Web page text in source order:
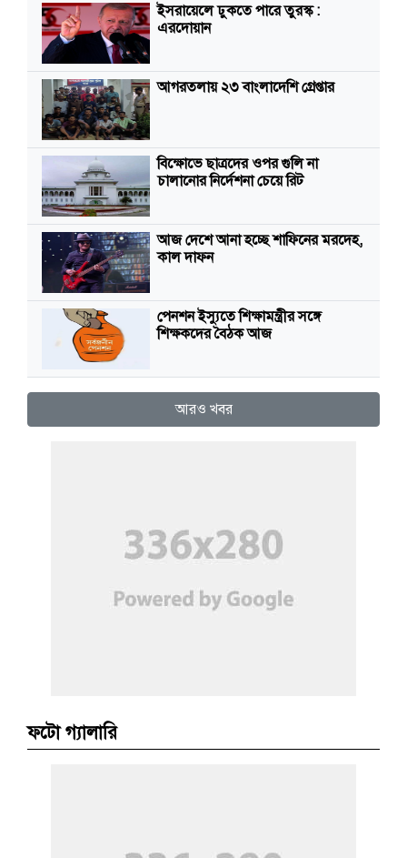
ইসরায়েলে ঢুকতে পারে তুরস্ক :
এরদোয়ান
আগরতলায় ২৩ বাংলাদেশি গ্রেপ্তার
বিক্ষোভে ছাত্রদের ওপর গুলি না
চালানোর নির্দেশনা চেয়ে রিট
আজ দেশে আনা হচ্ছে শাফিনের মরদেহ,
কাল দাফন
পেনশন ইস্যুতে শিক্ষামন্ত্রীর সঙ্গে
শিক্ষকদের বৈঠক আজ
আরও খবর
ফটো গ্যালারি